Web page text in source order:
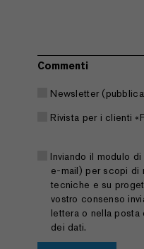
Commenti
Newsletter
Rivista per i clienti
Inviando il modulo
e-mail) per scopi di
tecniche e su
vostro consenso
lettera o nella posta
dei dati.